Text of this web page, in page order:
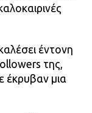
έντονη
της,
έκρυβαν μια